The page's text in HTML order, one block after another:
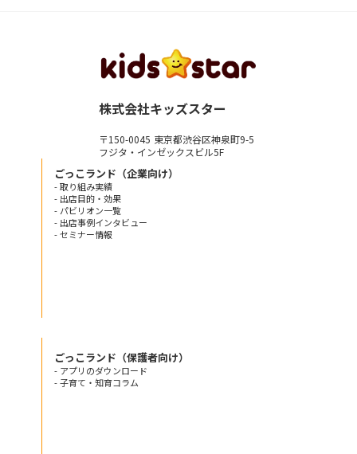
株式会社キッズスター
〒150-0045 東京都渋谷区神泉町9-5
フジタ・インゼックスビル5F
ごっこランド（企業向け）
- 取り組み実績
- 出店目的・効果
- パビリオン一覧
- 出店事例インタビュー
- セミナー情報
ごっこランド（保護者向け）
- アプリのダウンロード
- 子育て・知育コラム